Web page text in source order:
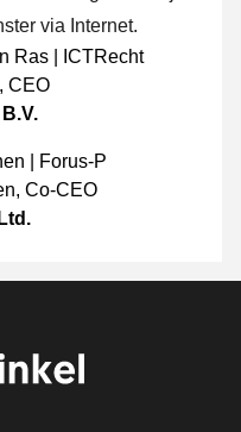
via Internet.
, CEO
, Co-CEO